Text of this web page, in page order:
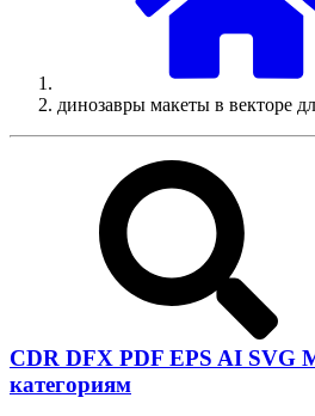
динозавры макеты в векторе
CDR DFX PDF EPS AI SVG
категориям